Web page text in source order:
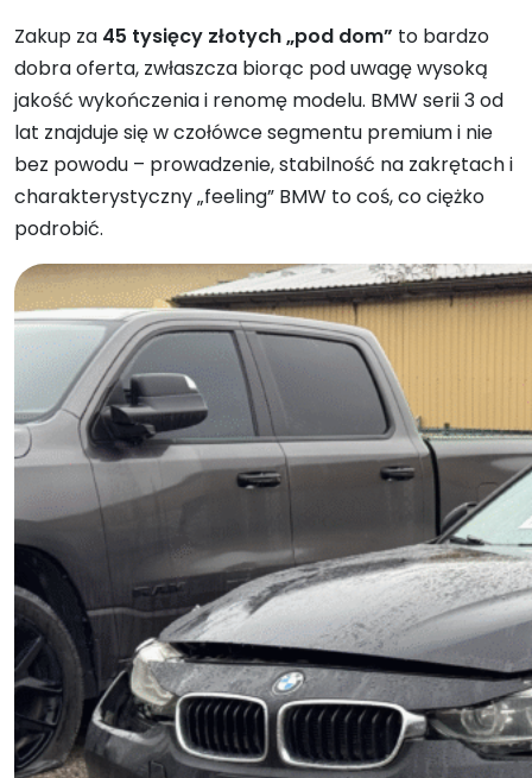
Zakup za 45 tysięcy złotych „pod dom” to bardzo
dobra oferta, zwłaszcza biorąc pod uwagę wysoką
jakość wykończenia i renomę modelu. BMW serii 3 od
lat znajduje się w czołówce segmentu premium i nie
bez powodu – prowadzenie, stabilność na zakrętach i
charakterystyczny „feeling” BMW to coś, co ciężko
podrobić.